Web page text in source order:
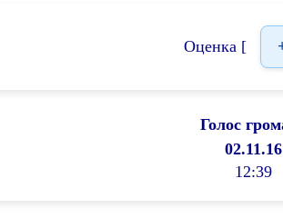
Оценка [
Голос
02.11.16
12:39